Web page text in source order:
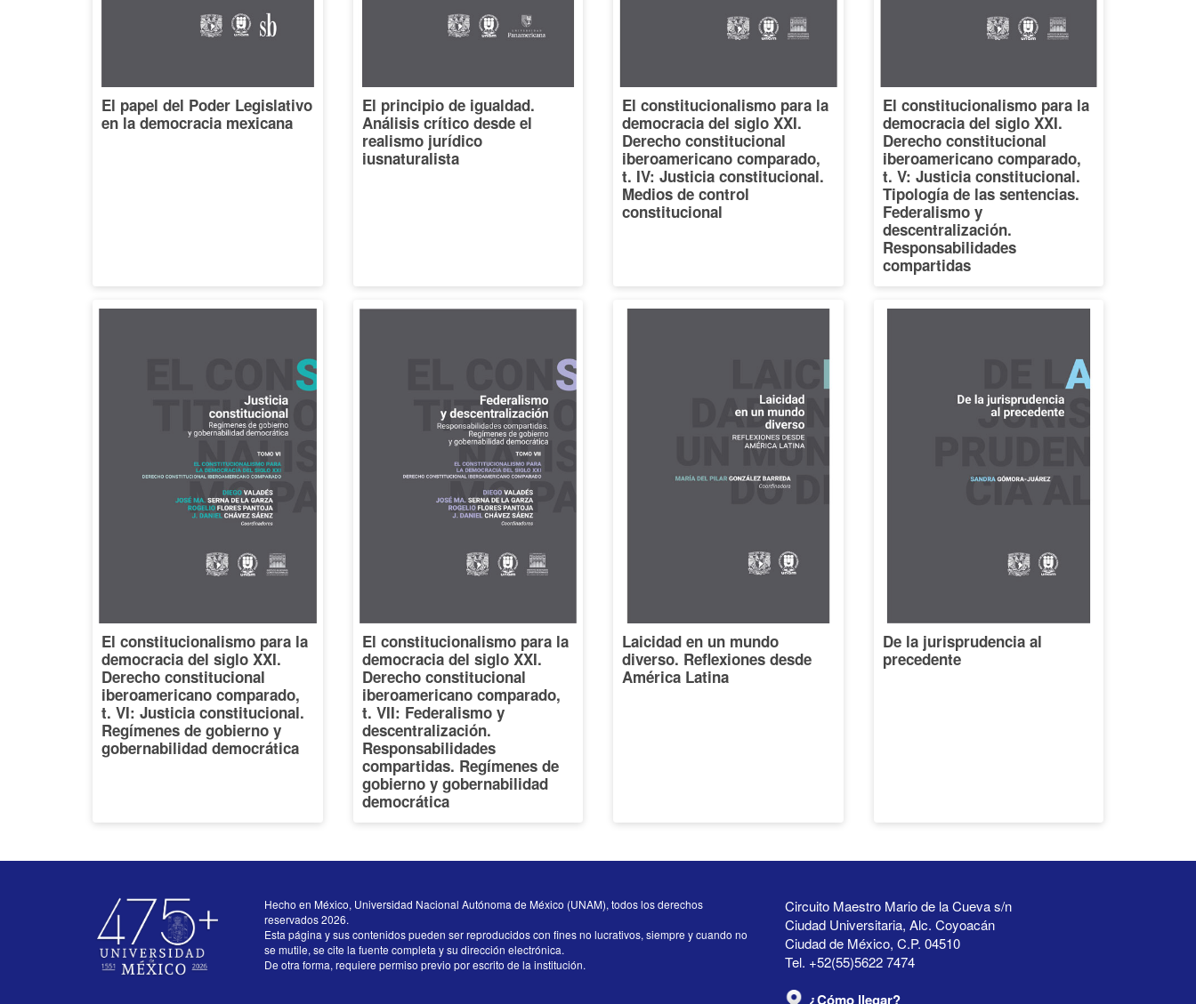
El papel del Poder Legislativo
en la democracia mexicana
El principio de igualdad.
Análisis crítico desde el
realismo jurídico
iusnaturalista
El constitucionalismo para la
democracia del siglo XXI.
Derecho constitucional
iberoamericano comparado,
t. IV: Justicia constitucional.
Medios de control
constitucional
El constitucionalismo para la
democracia del siglo XXI.
Derecho constitucional
iberoamericano comparado,
t. V: Justicia constitucional.
Tipología de las sentencias.
Federalismo y
descentralización.
Responsabilidades
compartidas
El constitucionalismo para la
democracia del siglo XXI.
Derecho constitucional
iberoamericano comparado,
t. VI: Justicia constitucional.
Regímenes de gobierno y
gobernabilidad democrática
El constitucionalismo para la
democracia del siglo XXI.
Derecho constitucional
iberoamericano comparado,
t. VII: Federalismo y
descentralización.
Responsabilidades
compartidas. Regímenes de
gobierno y gobernabilidad
democrática
Laicidad en un mundo
diverso. Reflexiones desde
América Latina
De la jurisprudencia al
precedente
Circuito Maestro Mario de la Cueva s/n
Ciudad Universitaria, Alc. Coyoacán
Ciudad de México, C.P. 04510
Tel. +52(55)5622 7474
¿Cómo llegar?
Hecho en México, Universidad Nacional Autónoma de México (UNAM), todos los derechos
reservados 2026.
Esta página y sus contenidos pueden ser reproducidos con fines no lucrativos, siempre y cuando no
se mutile, se cite la fuente completa y su dirección electrónica.
De otra forma, requiere permiso previo por escrito de la institución.